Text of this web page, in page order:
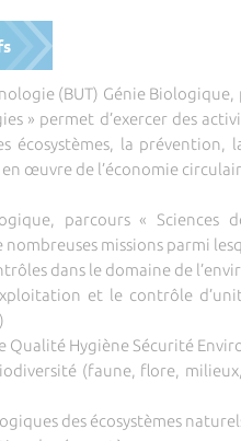
(BUT) Génie Biologique,
» permet d’exercer des
écosystèmes, la prévention,
œuvre de l’économie
parcours « Sciences
missions parmi
dans le domaine de
et le contrôle
Qualité Hygiène Sécurité
(faune, flore,
des écosystèmes